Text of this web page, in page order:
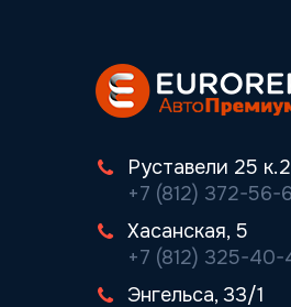
Руставели 25 к.2
+7 (812) 372-56-
Хасанская, 5
+7 (812) 325-40-
Энгельса, 33/1